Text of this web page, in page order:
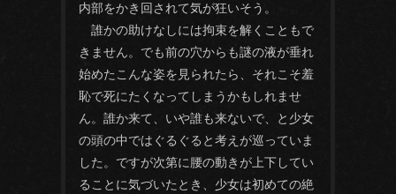
内部をかき回されて気が狂いそう。
誰かの助けなしには拘束を解くこともで
きません。でも前の穴からも謎の液が垂れ
始めたこんな姿を見られたら、それこそ羞
恥で死にたくなってしまうかもしれませ
ん。誰か来て、いや誰も来ないで、と少女
の頭の中ではぐるぐると考えが巡っていま
した。ですが次第に腰の動きが上下してい
ることに気づいたとき、少女は初めての絶